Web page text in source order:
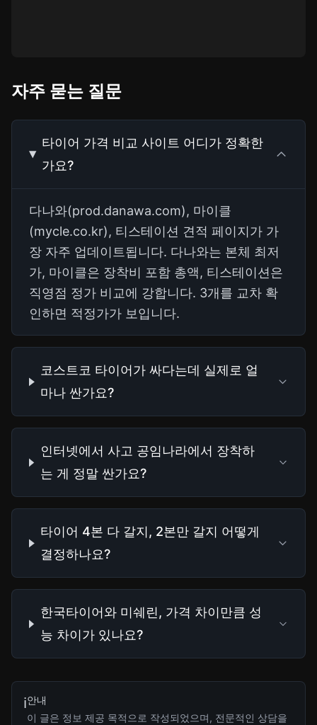
자주 묻는 질문
타이어 가격 비교 사이트 어디가 정확한
가요?
다나와(prod.danawa.com), 마이클
(mycle.co.kr), 티스테이션 견적 페이지가 가
장 자주 업데이트됩니다. 다나와는 본체 최저
가, 마이클은 장착비 포함 총액, 티스테이션은
직영점 정가 비교에 강합니다. 3개를 교차 확
인하면 적정가가 보입니다.
코스트코 타이어가 싸다는데 실제로 얼
마나 싼가요?
인터넷에서 사고 공임나라에서 장착하
는 게 정말 싼가요?
타이어 4본 다 갈지, 2본만 갈지 어떻게
결정하나요?
한국타이어와 미쉐린, 가격 차이만큼 성
능 차이가 있나요?
ℹ️안내
이 글은 정보 제공 목적으로 작성되었으며, 전문적인 상담을